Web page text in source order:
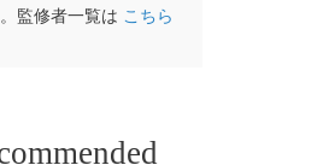
監修者一覧は こちら